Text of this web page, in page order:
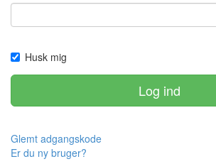
Husk mig
Log ind
Glemt adgangskode
Er du ny bruger?